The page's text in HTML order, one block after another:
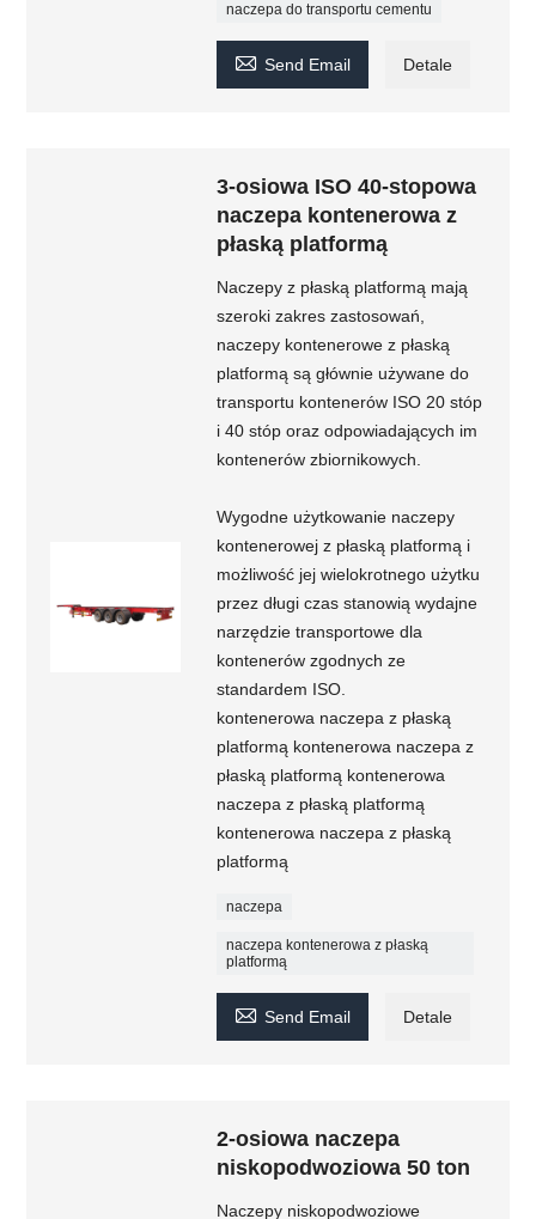
naczepa do transportu cementu
 Send Email Detale
3-osiowa ISO 40-stopowa
naczepa kontenerowa z
płaską platformą
Naczepy z płaską platformą mają
szeroki zakres zastosowań,
naczepy kontenerowe z płaską
platformą są głównie używane do
transportu kontenerów ISO 20 stóp
i 40 stóp oraz odpowiadających im
kontenerów zbiornikowych.
Wygodne użytkowanie naczepy
kontenerowej z płaską platformą i
możliwość jej wielokrotnego użytku
przez długi czas stanowią wydajne
narzędzie transportowe dla
kontenerów zgodnych ze
standardem ISO.
kontenerowa naczepa z płaską
platformą kontenerowa naczepa z
płaską platformą kontenerowa
naczepa z płaską platformą
kontenerowa naczepa z płaską
platformą
naczepa
naczepa kontenerowa z płaską
platformą
 Send Email Detale
2-osiowa naczepa
niskopodwoziowa 50 ton
Naczepy niskopodwoziowe